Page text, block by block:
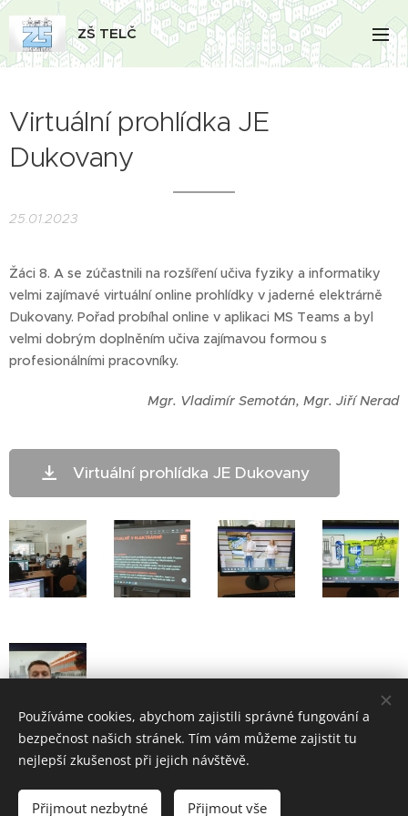
ZŠ TELČ
Virtuální prohlídka JE
Dukovany
25.01.2023
Žáci 8. A se zúčastnili na rozšíření učiva fyziky a informatiky
velmi zajímavé virtuální online prohlídky v jaderné elektrárně
Dukovany. Pořad probíhal online v aplikaci MS Teams a byl
velmi dobrým doplněním učiva zajímavou formou s
profesionálními pracovníky.
Mgr. Vladimír Semotán, Mgr. Jiří Nerad
Virtuální prohlídka JE Dukovany
ZŠ Telč - bloxx.cz
Používáme cookies, abychom zajistili správné fungování a
bezpečnost našich stránek. Tím vám můžeme zajistit tu
nejlepší zkušenost při jejich návštěvě.
Přijmout nezbytné Přijmout vše